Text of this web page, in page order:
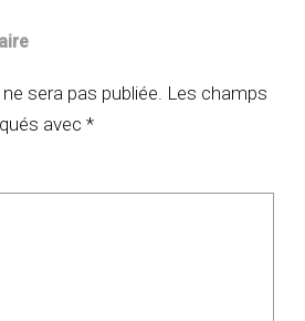
sera pas publiée. Les champs
avec *